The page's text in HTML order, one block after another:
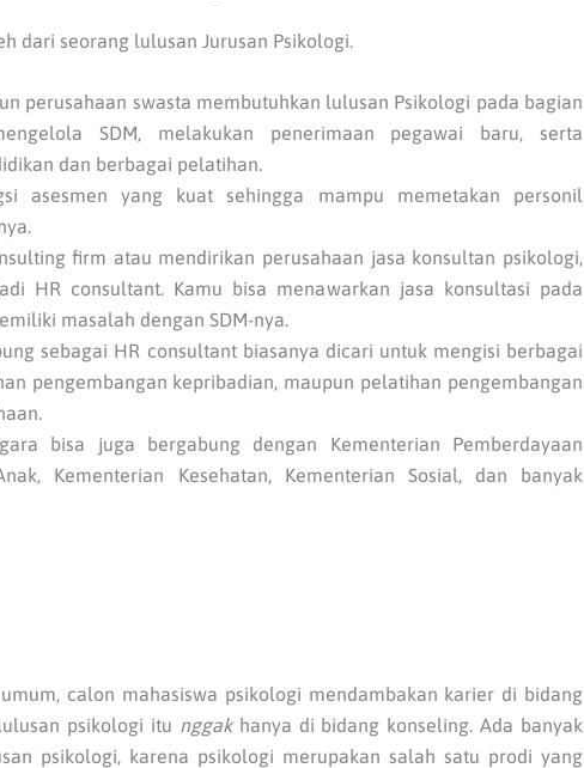
dari seorang lulusan Jurusan Psikologi.
perusahaan swasta membutuhkan lulusan Psikologi pada bagian
SDM, melakukan penerimaan pegawai baru, serta
dan berbagai pelatihan.
asesmen yang kuat sehingga mampu memetakan personil
firm atau mendirikan perusahaan jasa konsultan psikologi,
HR consultant. Kamu bisa menawarkan jasa konsultasi pada
masalah dengan SDM-nya.
sebagai HR consultant biasanya dicari untuk mengisi berbagai
pengembangan kepribadian, maupun pelatihan pengembangan
bisa juga bergabung dengan Kementerian Pemberdayaan
Kementerian Kesehatan, Kementerian Sosial, dan banyak
calon mahasiswa psikologi mendambakan karier di bidang
psikologi itu nggakhanya di bidang konseling. Ada banyak
psikologi, karena psikologi merupakan salah satu prodi yang